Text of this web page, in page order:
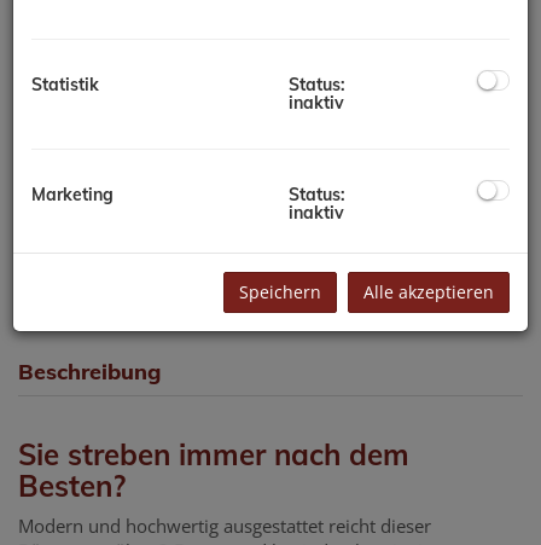
Beschreibung
Sie streben immer nach dem
Besten?
Modern und hochwertig ausgestattet reicht dieser
Statistik
Status:
inaktiv
Marketing
Status:
inaktiv
Speichern Alle akzeptieren